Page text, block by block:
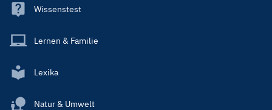
Wissenstest
Lernen & Familie
Lexika
Natur & Umwelt